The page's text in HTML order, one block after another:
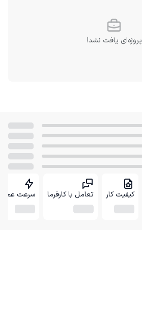
پروژه‌ای یافت نشد!
کیفیت کار تعامل با کارفرما سرعت عمل